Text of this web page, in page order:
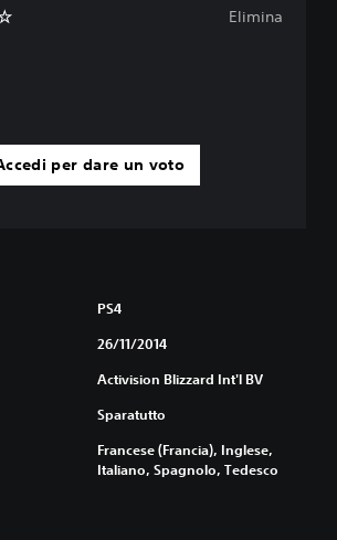
per dare un voto
Elimina
PS4
26/11/2014
Activision Blizzard Int'l BV
Sparatutto
Francese (Francia), Inglese,
Italiano, Spagnolo, Tedesco